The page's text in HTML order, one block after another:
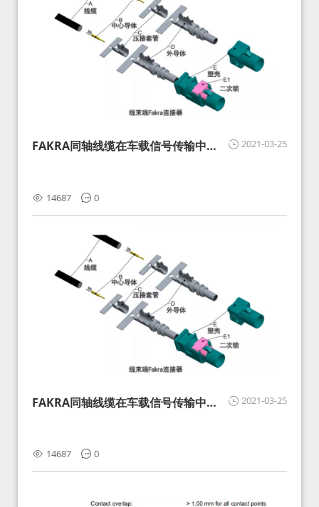
2021-03-25
FAKRA同轴线缆在车载信号传输中的
14687 0
2021-03-25
FAKRA同轴线缆在车载信号传输中的
14687 0